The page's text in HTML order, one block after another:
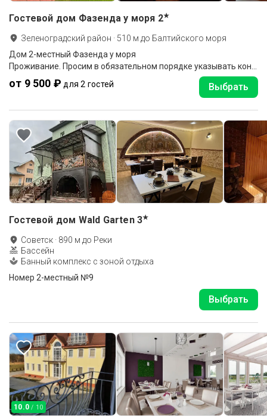
Гостевой дом Фазенда у моря 2★
Зеленоградский район · 510 м до Балтийского моря
Дом 2-местный Фазенда у моря
от 9 500 ₽ для 2 гостей Выбрать
Гостевой дом Wald Garten 3★
Советск · 890 м до Реки
Бассейн
Банный комплекс с зоной отдыха
Номер 2-местный №9
Выбрать
10.0 / 10